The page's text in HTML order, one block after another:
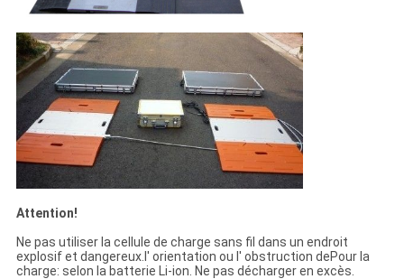
Attention!
Ne pas utiliser la cellule de charge sans fil dans un endroit
explosif et dangereux.l' orientation ou l' obstruction dePour la
charge: selon la batterie Li-ion. Ne pas décharger en excès.